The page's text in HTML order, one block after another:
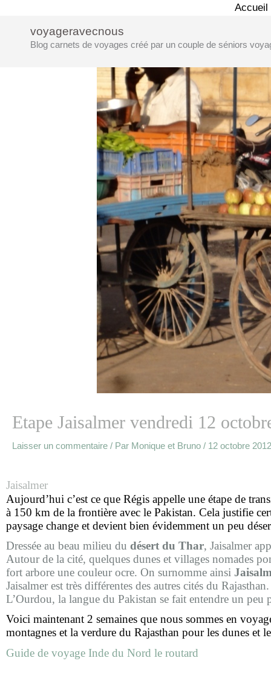
contenu
Accueil
voyageravecnous
Blog carnets de voyages créé par un couple de séniors
Etape Jaisalmer vendredi 12
Laisser un commentaire / Par Monique et Bruno / 12 octobre 2012
Jaisalmer
Aujourd’hui c’est ce que Régis appelle une étape de
à 150 km de la frontière avec le Pakistan. Cela justifie
paysage change et devient bien évidemment un peu
Dressée au beau milieu du désert du Thar, Jaisalmer
Autour de la cité, quelques dunes et villages nomades
fort arbore une couleur ocre. On surnomme ainsi
Jaisalmer est très différentes des autres cités du
L’Ourdou, la langue du Pakistan se fait entendre un
Voici maintenant 2 semaines que nous sommes en
montagnes et la verdure du Rajasthan pour les dunes et
Guide de voyage Inde du Nord le routard